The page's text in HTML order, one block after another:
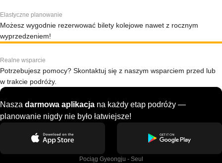
Elastyczne planowanie
Możesz wygodnie rezerwować bilety kolejowe nawet z rocznym
wyprzedzeniem!
Realne wsparcie
Potrzebujesz pomocy? Skontaktuj się z naszym wsparciem przed lub
w trakcie podróży.
Nasza darmowa aplikacja na każdy etap podróży —
planowanie nigdy nie było łatwiejsze!
Pociąg Gyeongju - Seul